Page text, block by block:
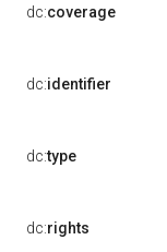
dc:coverage
dc:identifier
dc:type
dc:rights